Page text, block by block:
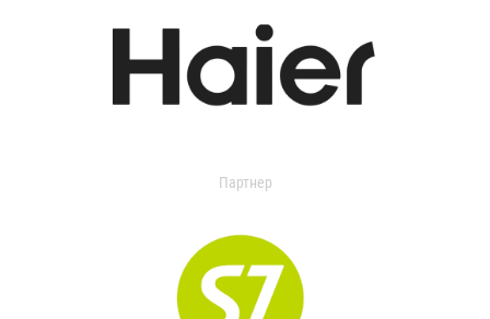
Партнер